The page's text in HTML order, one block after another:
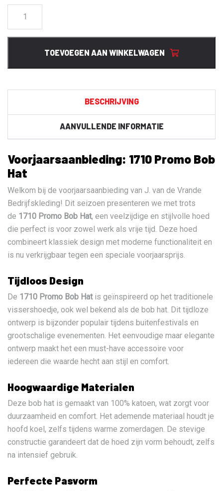
Promo
Bob
TOEVOEGEN AAN WINKELWAGEN
BESCHRIJVING
AANVULLENDE INFORMATIE
Voorjaarsaanbieding: 1710 Promo Bob
Hat
Welkom bij de voorjaarsaanbieding van J. van de Vrande
Bedrijfskleding! Dit seizoen presenteren we met trots
de 1710 Promo Bob Hat, een veelzijdige en stijlvolle hoed
die perfect is voor zowel werk als vrije tijd. Deze hoed
combineert klassiek design met moderne functionaliteit en
is nu verkrijgbaar tegen een speciale voorjaarsprijs.
Tijdloos Design
De 1710 Promo Bob Hatis geïnspireerd op het traditionele
vissershoedje, ook wel bekend als de bob hat. Dit tijdloze
ontwerp is bijzonder populair tijdens buitenfestivals en
grootschalige evenementen. Het eenvoudige maar elegante
ontwerp maakt het een must-have accessoire voor
iedereen die waarde hecht aan stijl en comfort.
Hoogwaardige Materialen
Deze bob hat is gemaakt van 100% katoen, wat zorgt voor
duurzaamheid en comfort. Het ademende materiaal houdt je
hoofd koel, zelfs tijdens warme zomerdagen. De stevige
constructie garandeert dat de hoed zijn vorm behoudt, zelfs
na intensief gebruik.
Perfecte Pasvorm